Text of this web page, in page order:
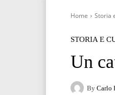
Home Storia
STORIA E
Un
By Carlo